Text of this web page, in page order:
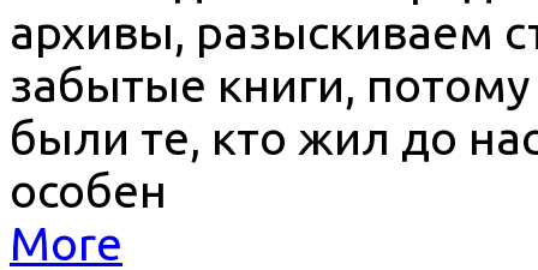
архивы, разыскиваем
забытые книги,
были те, кто жил до
особен
More